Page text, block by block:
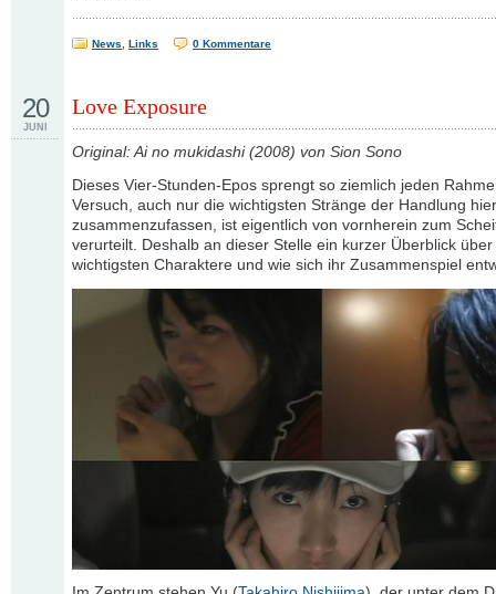
News Links 0 Kommentare
Love Exposure
20
JUNI
Original: Ai no mukidashi (2008) von Sion Sono
Dieses Vier-Stunden-Epos sprengt so ziemlich jeden
Versuch, auch nur die wichtigsten Stränge der Handlung hier
zusammenzufassen, ist eigentlich von vornherein zum
verurteilt. Deshalb an dieser Stelle ein kurzer Überblick über
wichtigsten Charaktere und wie sich ihr Zusammenspiel